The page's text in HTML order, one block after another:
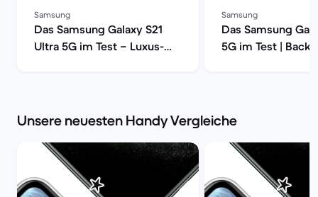
Samsung
Das Samsung Galaxy S21
Ultra 5G im Test – Luxus-
Samsung
Das Samsung
5G im Test | Back
Unsere neuesten Handy Vergleiche